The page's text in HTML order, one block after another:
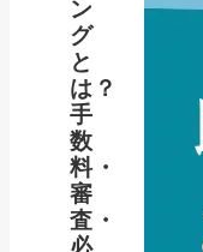
ン
グ
と
は？
手
数
料・
審
査・
必